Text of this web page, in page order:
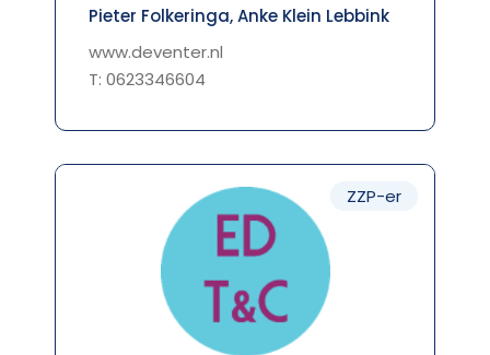
Pieter Folkeringa, Anke Klein Lebbink
www.deventer.nl
T: 0623346604
ZZP-er